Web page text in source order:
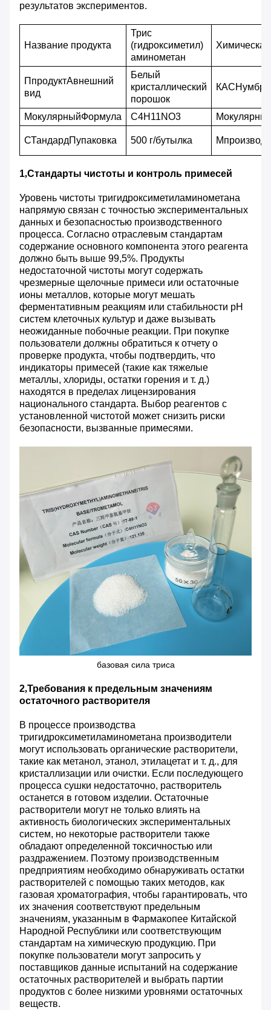
результатов экспериментов.
Название продукта
Трис
(гидроксиметил)
аминометан
Химическая
П продуктАвнешний
вид
Белый
кристаллический
порошок
КАСНумбра
МокулярныйФормула C4H11NO3 М
СТандардПупаковка 500 г/бутылка М
1,Стандарты чистоты и контроль примесей
Уровень чистоты тригидроксиметиламинометана
напрямую связан с точностью экспериментальных
данных и безопасностью производственного
процесса. Согласно отраслевым стандартам
содержание основного компонента этого реагента
должно быть выше 99,5%. Продукты
недостаточной чистоты могут содержать
чрезмерные щелочные примеси или остаточные
ионы металлов, которые могут мешать
ферментативным реакциям или стабильности pH
систем клеточных культур и даже вызывать
неожиданные побочные реакции. При покупке
пользователи должны обратиться к отчету о
проверке продукта, чтобы подтвердить, что
индикаторы примесей (такие как тяжелые
металлы, хлориды, остатки горения и т. д.)
находятся в пределах лицензирования
национального стандарта. Выбор реагентов с
установленной чистотой может снизить риски
безопасности, вызванные примесями.
базовая сила триса
2,Требования к предельным значениям
остаточного растворителя
В процессе производства
тригидроксиметиламинометана производители
могут использовать органические растворители,
такие как метанол, этанол, этилацетат и т. д., для
кристаллизации или очистки. Если последующего
процесса сушки недостаточно, растворитель
останется в готовом изделии. Остаточные
растворители могут не только влиять на
активность биологических экспериментальных
систем, но некоторые растворители также
обладают определенной токсичностью или
раздражением. Поэтому производственным
предприятиям необходимо обнаруживать остатки
растворителей с помощью таких методов, как
газовая хроматография, чтобы гарантировать, что
их значения соответствуют предельным
значениям, указанным в Фармакопее Китайской
Народной Республики или соответствующим
стандартам на химическую продукцию. При
покупке пользователи могут запросить у
поставщиков данные испытаний на содержание
остаточных растворителей и выбрать партии
продуктов с более низкими уровнями остаточных
веществ.